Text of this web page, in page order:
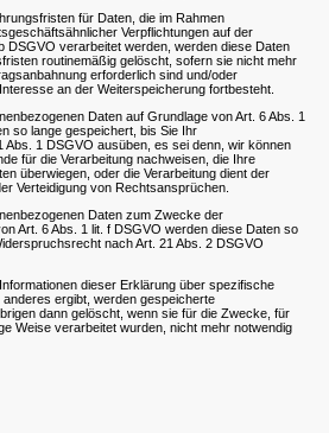
für Daten, die im Rahmen
Verpflichtungen auf der
DSGVO verarbeitet werden, werden diese Daten
routinemäßig gelöscht, sofern sie nicht mehr
erforderlich sind und/oder
an der Weiterspeicherung fortbesteht.
Daten auf Grundlage von Art. 6 Abs. 1
so lange gespeichert, bis Sie Ihr
Abs. 1 DSGVO ausüben, es sei denn, wir können
für die Verarbeitung nachweisen, die Ihre
überwiegen, oder die Verarbeitung dient der
Verteidigung von Rechtsansprüchen.
Daten zum Zwecke der
Art. 6 Abs. 1 lit. f DSGVO werden diese Daten so
nach Art. 21 Abs. 2 DSGVO
dieser Erklärung über spezifische
ergibt, werden gespeicherte
dann gelöscht, wenn sie für die Zwecke, für
Weise verarbeitet wurden, nicht mehr notwendig